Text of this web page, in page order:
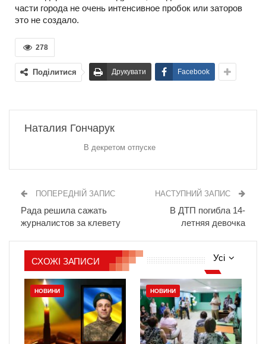
части города не очень интенсивное пробок или заторов
это не создало.
278
Поділитися Друкувати Facebook
Наталия Гончарук
В декретом отпуске
ПОПЕРЕДНІЙ ЗАПИС
Рада решила сажать
журналистов за клевету
НАСТУПНИЙ ЗАПИС
В ДТП погибла 14-
летняя девочка
Усі
СХОЖІ ЗАПИСИ
НОВИНИ НОВИНИ